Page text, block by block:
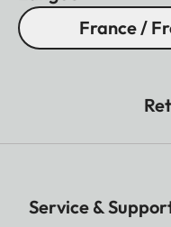
France /
Service &